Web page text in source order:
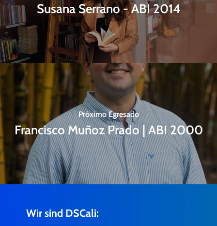
Susana Serrano - ABI 2014
Próximo Egresado
Francisco Muñoz Prado | ABI 2000
Wir sind DSCali: